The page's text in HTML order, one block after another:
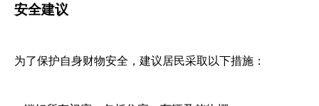
安全建议
为了保护自身财物安全，建议居民采取以下措施：